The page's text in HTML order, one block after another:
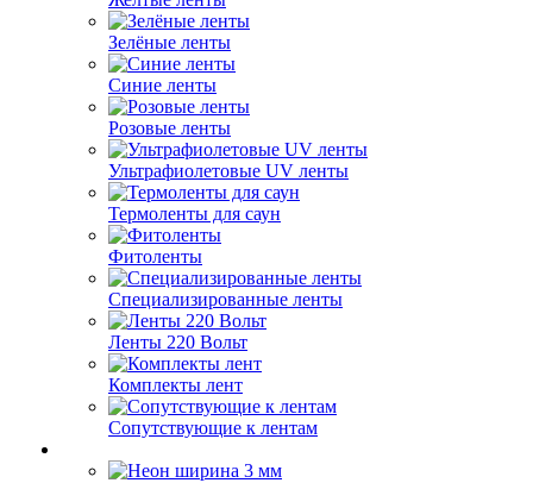
Зелёные ленты
Синие ленты
Розовые ленты
Ультрафиолетовые UV ленты
Термоленты для саун
Фитоленты
Специализированные ленты
Ленты 220 Вольт
Комплекты лент
Сопутствующие к лентам